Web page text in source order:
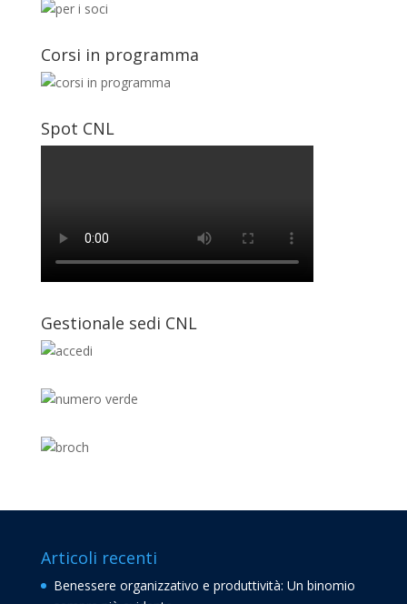
Corsi in programma
Spot CNL
Gestionale sedi CNL
Articoli recenti
Benessere organizzativo e produttività: Un binomio